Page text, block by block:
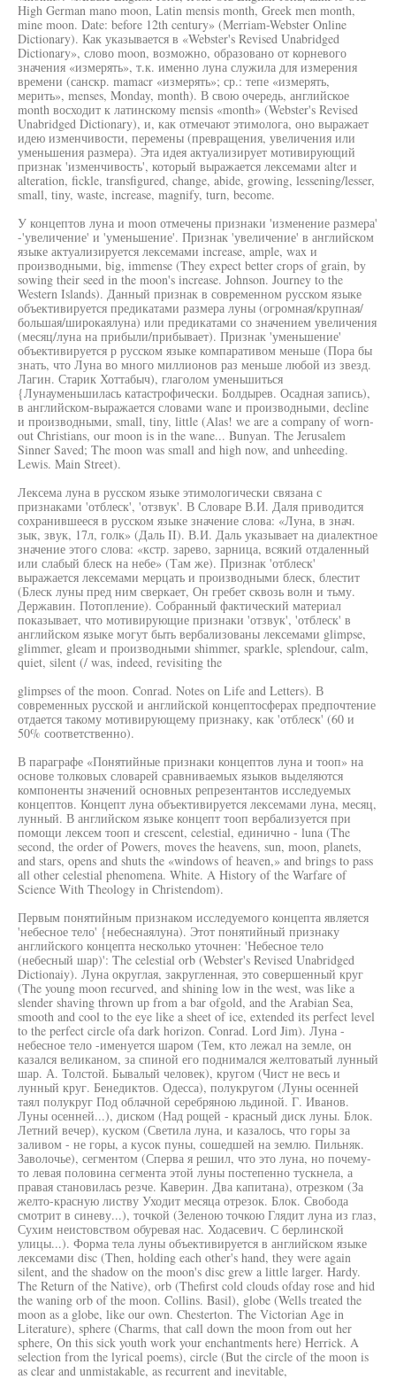
High German mano moon, Latin mensis month, Greek men month,
mine moon. Date: before 12th century» (Merriam-Webster Online
Dictionary). Как указывается в «Webster's Revised Unabridged
Dictionary», слово moon, возможно, образовано от корневого
значения «измерять», т.к. именно луна служила для измерения
времени (санскр. mamacr «измерять»; ср.: тепе «измерять,
мерить», menses, Monday, month). В свою очередь, английское
month восходит к латинскому mensis «month» (Webster's Revised
Unabridged Dictionary), и, как отмечают этимолога, оно выражает
идею изменчивости, перемены (превращения, увеличения или
уменьшения размера). Эта идея актуализирует мотивирующий
признак 'изменчивость', который выражается лексемами alter и
alteration, fickle, transfigured, change, abide, growing, lessening/lesser,
small, tiny, waste, increase, magnify, turn, become.
У концептов луна и moon отмечены признаки 'изменение размера'
-'увеличение' и 'уменьшение'. Признак 'увеличение' в английском
языке актуализируется лексемами increase, ample, wax и
производными, big, immense (They expect better crops of grain, by
sowing their seed in the moon's increase. Johnson. Journey to the
Western Islands). Данный признак в современном русском языке
объективируется предикатами размера луны (огромная/крупная/
большая/широкаялуна) или предикатами со значением увеличения
(месяц/луна на прибыли/прибывает). Признак 'уменьшение'
объективируется р русском языке компаративом меньше (Пора бы
знать, что Луна во много миллионов раз меньше любой из звезд.
Лагин. Старик Хоттабыч), глаголом уменьшиться
{Лунауменьшилась катастрофически. Болдырев. Осадная запись),
в английском-выражается словами wane и производными, decline
и производными, small, tiny, little (Alas! we are a company of worn-
out Christians, our moon is in the wane... Bunyan. The Jerusalem
Sinner Saved; The moon was small and high now, and unheeding.
Lewis. Main Street).
Лексема луна в русском языке этимологически связана с
признаками 'отблеск', 'отзвук'. В Словаре В.И. Даля приводится
сохранившееся в русском языке значение слова: «Луна, в знач.
зык, звук, 17л, голк» (Даль II). В.И. Даль указывает на диалектное
значение этого слова: «кстр. зарево, зарница, всякий отдаленный
или слабый блеск на небе» (Там же). Признак 'отблеск'
выражается лексемами мерцать и производными блеск, блестит
(Блеск луны пред ним сверкает, Он гребет сквозь волн и тьму.
Державин. Потопление). Собранный фактический материал
показывает, что мотивирующие признаки 'отзвук', 'отблеск' в
английском языке могут быть вербализованы лексемами glimpse,
glimmer, gleam и производными shimmer, sparkle, splendour, calm,
quiet, silent (/ was, indeed, revisiting the
glimpses of the moon. Conrad. Notes on Life and Letters). В
современных русской и английской концептосферах предпочтение
отдается такому мотивирующему признаку, как 'отблеск' (60 и
50% соответственно).
В параграфе «Понятийные признаки концептов луна и тооп» на
основе толковых словарей сравниваемых языков выделяются
компоненты значений основных репрезентантов исследуемых
концептов. Концепт луна объективируется лексемами луна, месяц,
лунный. В английском языке концепт тооп вербализуется при
помощи лексем тооп и crescent, celestial, единично - luna (The
second, the order of Powers, moves the heavens, sun, moon, planets,
and stars, opens and shuts the «windows of heaven,» and brings to pass
all other celestial phenomena. White. A History of the Warfare of
Science With Theology in Christendom).
Первым понятийным признаком исследуемого концепта является
'небесное тело' {небеснаялуна). Этот понятийный признаку
английского концепта несколько уточнен: 'Небесное тело
(небесный шар)': The celestial orb (Webster's Revised Unabridged
Dictionaiy). Луна округлая, закругленная, это совершенный круг
(The young moon recurved, and shining low in the west, was like a
slender shaving thrown up from a bar ofgold, and the Arabian Sea,
smooth and cool to the eye like a sheet of ice, extended its perfect level
to the perfect circle ofa dark horizon. Conrad. Lord Jim). Луна -
небесное тело -именуется шаром (Тем, кто лежал на земле, он
казался великаном, за спиной его поднимался желтоватый лунный
шар. А. Толстой. Бывалый человек), кругом (Чист не весь и
лунный круг. Бенедиктов. Одесса), полукругом (Луны осенней
таял полукруг Под облачной серебряною льдиной. Г. Иванов.
Луны осенней...), диском (Над рощей - красный диск луны. Блок.
Летний вечер), куском (Светила луна, и казалось, что горы за
заливом - не горы, а кусок пуны, сошедшей на землю. Пильняк.
Заволочье), сегментом (Сперва я решил, что это луна, но почему-
то левая половина сегмента этой луны постепенно тускнела, а
правая становилась резче. Каверин. Два капитана), отрезком (За
желто-красную листву Уходит месяца отрезок. Блок. Свобода
смотрит в синеву...), точкой (Зеленою точкою Глядит луна из глаз,
Сухим неистовством обуревая нас. Ходасевич. С берлинской
улицы...). Форма тела луны объективируется в английском языке
лексемами disc (Then, holding each other's hand, they were again
silent, and the shadow on the moon's disc grew a little larger. Hardy.
The Return of the Native), orb (Thefirst cold clouds ofday rose and hid
the waning orb of the moon. Collins. Basil), globe (Wells treated the
moon as a globe, like our own. Chesterton. The Victorian Age in
Literature), sphere (Charms, that call down the moon from out her
sphere, On this sick youth work your enchantments here) Herrick. A
selection from the lyrical poems), circle (But the circle of the moon is
as clear and unmistakable, as recurrent and inevitable,